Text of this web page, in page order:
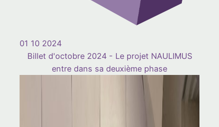
01 10 2024
Billet d'octobre 2024 - Le projet NAULIMUS
entre dans sa deuxième phase